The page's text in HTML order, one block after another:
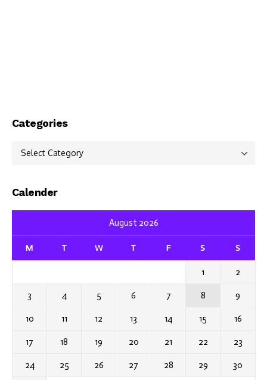
Categories
Categories
Calender
August 2026
M T W T F S S
1 2
3 4 5 6 7 8 9
10 11 12 13 14 15 16
17 18 19 20 21 22 23
24 25 26 27 28 29 30